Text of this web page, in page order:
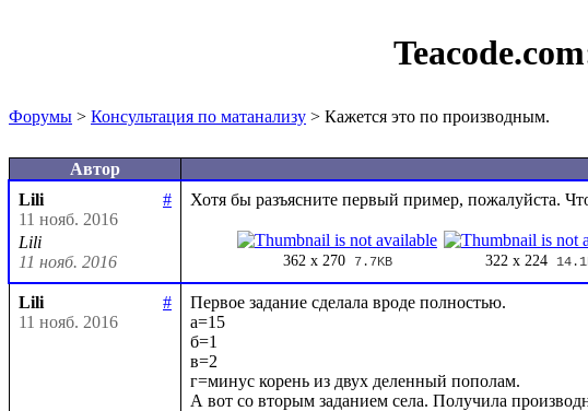
Форумы > Консультация по матанализу > Кажется это по производным.
Автор
Lili
#
11 нояб. 2016
Lili
11 нояб. 2016
362 x 270 7.7KB 322 x 224
Lili
#
11 нояб. 2016
Первое задание сделала вроде полностью.
а=15
б=1
в=2
г=минус корень из двух деленный пополам.
А вот со вторым заданием села. Получила